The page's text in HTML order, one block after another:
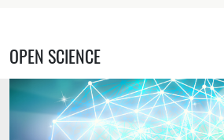
OPEN SCIENCE